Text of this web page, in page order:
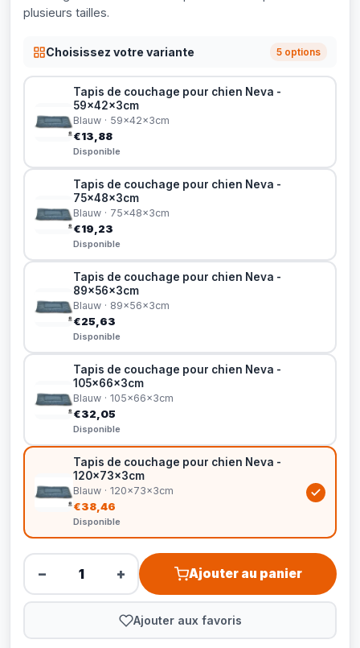
plusieurs tailles.
Choisissez votre variante 5 options
Tapis de couchage pour chien Neva -
59x42x3cm
Blauw · 59x42x3cm
€13,88
Disponible
Tapis de couchage pour chien Neva -
75x48x3cm
Blauw · 75x48x3cm
€19,23
Disponible
Tapis de couchage pour chien Neva -
89x56x3cm
Blauw · 89x56x3cm
€25,63
Disponible
Tapis de couchage pour chien Neva -
105x66x3cm
Blauw · 105x66x3cm
€32,05
Disponible
Tapis de couchage pour chien Neva -
120x73x3cm
Blauw · 120x73x3cm
€38,46
Disponible
− + Ajouter au panier
Ajouter aux favoris